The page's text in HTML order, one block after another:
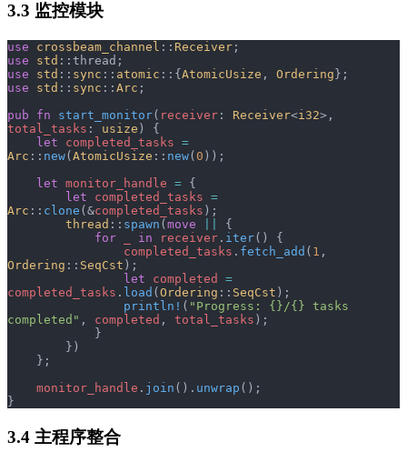
3.3 监控模块
use crossbeam_channel :: Receiver ;
use std ::thread;
use std :: sync :: atomic ::{ AtomicUsize , Ordering };
use std :: sync :: Arc ;
pub fn start_monitor( receiver : Receiver<i32
total_tasks : usize ) {
    let
completed_tasks =
Arc :: new( AtomicUsize :: new( 0 ));
    let
monitor_handle = {
        let
completed_tasks =
Arc :: clone (&completed_tasks );
        thread
:: spawn ( move
{
            for
in receiver . iter() {
                completed_tasks
. fetch_add ( 1
Ordering :: SeqCst );
                let
completed
=
completed_tasks . load ( Ordering :: SeqCst );
                println!
( "Progress: {}/{} tasks
completed" , completed , total_tasks );
            }
        })
    };
    monitor_handle
. join (). unwrap ();
}
3.4 主程序整合